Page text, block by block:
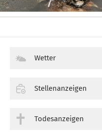
Wetter
Stellenanzeigen
Todesanzeigen